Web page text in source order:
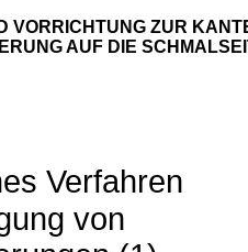
VORRICHTUNG ZUR
AUF DIE
Verfahren
von